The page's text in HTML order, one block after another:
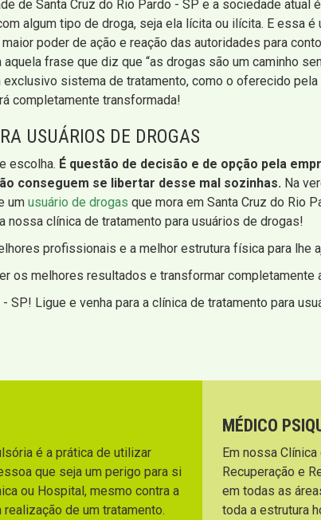
de Santa Cruz do Rio Pardo - SP e a sociedade
algum tipo de droga, seja ela lícita ou ilícita. E essa
poder de ação e reação das autoridades para
frase que diz que “as drogas são um caminho
sistema de tratamento, como o oferecido
completamente transformada!
USUÁRIOS DE DROGAS
escolha. É questão de decisão e de opção pela
conseguem se libertar desse mal sozinhas. Na
um usuário de drogas que mora em Santa Cruz do Rio
nossa clínica de tratamento para usuários de drogas!
profissionais e a melhor estrutura física para lhe
os melhores resultados e transformar completamente
SP! Ligue e venha para a clínica de tratamento para
é a prática de utilizar
que seja um perigo para si
ou Hospital, mesmo contra a
de um tratamento.
MÉDICO
Em nossa
Recuperação e
em todas as
toda a estrutura